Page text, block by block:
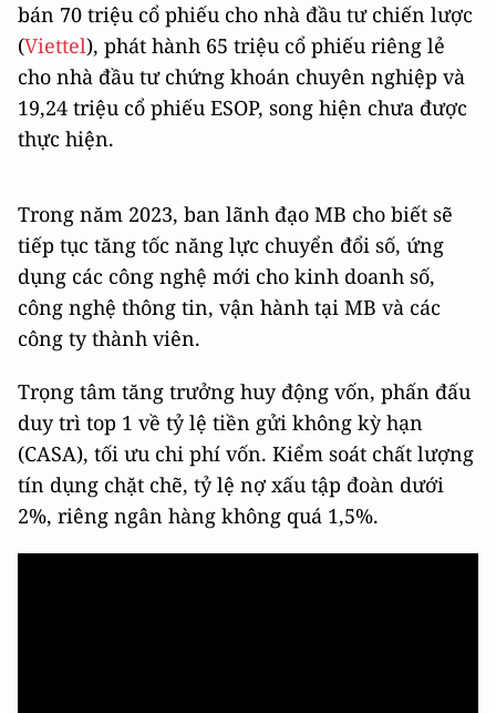
bán 70 triệu cổ phiếu cho nhà đầu tư chiến lược
(Viettel), phát hành 65 triệu cổ phiếu riêng lẻ
cho nhà đầu tư chứng khoán chuyên nghiệp và
19,24 triệu cổ phiếu ESOP, song hiện chưa được
thực hiện.
Trong năm 2023, ban lãnh đạo MB cho biết sẽ
tiếp tục tăng tốc năng lực chuyển đổi số, ứng
dụng các công nghệ mới cho kinh doanh số,
công nghệ thông tin, vận hành tại MB và các
công ty thành viên.
Trọng tâm tăng trưởng huy động vốn, phấn đấu
duy trì top 1 về tỷ lệ tiền gửi không kỳ hạn
(CASA), tối ưu chi phí vốn. Kiểm soát chất lượng
tín dụng chặt chẽ, tỷ lệ nợ xấu tập đoàn dưới
2%, riêng ngân hàng không quá 1,5%.